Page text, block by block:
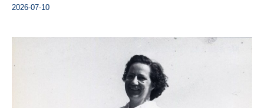
2026-07-10